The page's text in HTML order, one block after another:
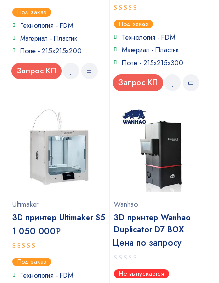
4.5out of
5Под заказ
Технология - FDM
Материал - Пластик
Поле - 215x215x200
Запрос КП
5out of 5
Под заказ
Технология - FDM
Материал - Пластик
Поле - 215x215x300
Запрос КП
Ultimaker
3D принтер Ultimaker S5
1 050 000Р
5out of 5
Под заказ
Технология - FDM
Wanhao
3D принтер Wanhao
Duplicator D7 BOX
Цена по запросу
0
outНе выпускается